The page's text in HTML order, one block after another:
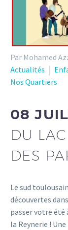
Par Mohamed
Actualités
Nos Quartiers
08
DU
DES
Le sud
découvertes
passer votre été
la Reynerie !